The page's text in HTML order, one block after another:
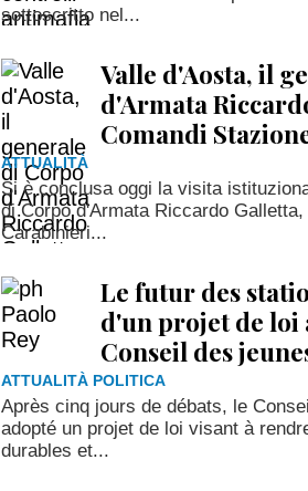
sottoscritto nel...
Valle d'Aosta, il
d'Armata
Comandi
ATTUALITÀ
Si è conclusa oggi la visita
di Corpo d'Armata Riccardo
Carabinieri...
Le futur des
d'un projet de loi
Conseil des
ATTUALITÀ POLITICA
Après cinq jours de débats, le
adopté un projet de loi visant à
durables et...